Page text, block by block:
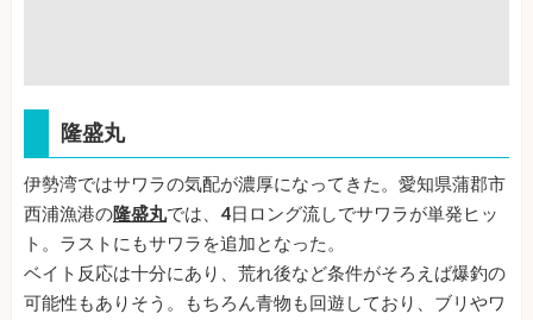
隆盛丸
伊勢湾ではサワラの気配が濃厚になってきた。愛知県蒲郡市
西浦漁港の隆盛丸では、4日ロング流しでサワラが単発ヒッ
ト。ラストにもサワラを追加となった。
ベイト反応は十分にあり、荒れ後など条件がそろえば爆釣の
可能性もありそう。もちろん青物も回遊しており、ブリやワ